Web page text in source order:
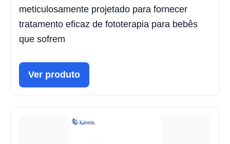
meticulosamente projetado para fornecer
tratamento eficaz de fototerapia para bebês
que sofrem
Ver produto